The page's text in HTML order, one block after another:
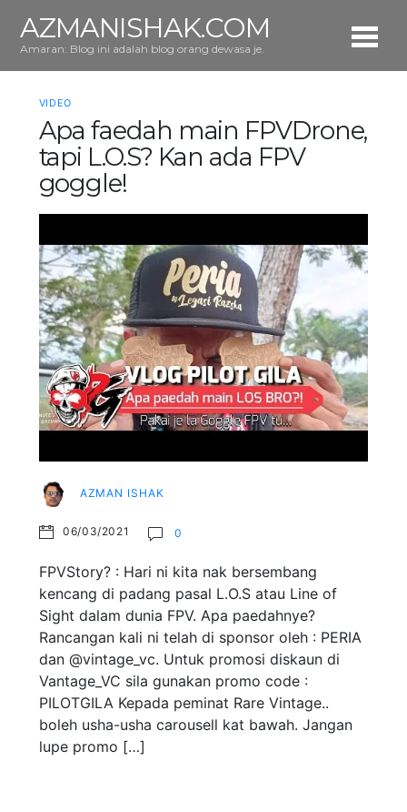
AZMANISHAK.COM
Amaran: Blog ini adalah blog orang dewasa je.
VIDEO
Apa faedah main FPVDrone,
tapi L.O.S? Kan ada FPV
goggle!
AZMAN ISHAK
06/03/2021 0
FPVStory? : Hari ni kita nak bersembang
kencang di padang pasal L.O.S atau Line of
Sight dalam dunia FPV. Apa paedahnye?
Rancangan kali ni telah di sponsor oleh : PERIA
dan @vintage_vc. Untuk promosi diskaun di
Vantage_VC sila gunakan promo code :
PILOTGILA Kepada peminat Rare Vintage..
boleh usha-usha carousell kat bawah. Jangan
lupe promo […]